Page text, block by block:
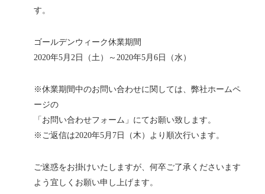
す。
ゴールデンウィーク休業期間
2020年5月2日（土）～2020年5月6日（水）
※休業期間中のお問い合わせに関しては、弊社ホームペ
ージの
「お問い合わせフォーム」にてお願い致します。
※ご返信は2020年5月7日（木）より順次行います。
ご迷惑をお掛けいたしますが、何卒ご了承くださいます
よう宜しくお願い申し上げます。